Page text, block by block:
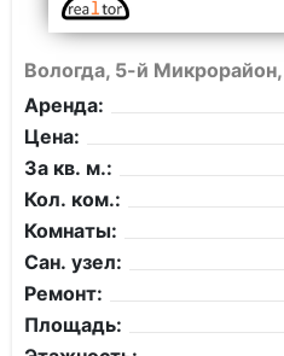
Вологда, 5-й
Аренда:
Цена:
За кв. м.:
Кол. ком.:
Комнаты:
Сан. узел:
Ремонт:
Площадь: